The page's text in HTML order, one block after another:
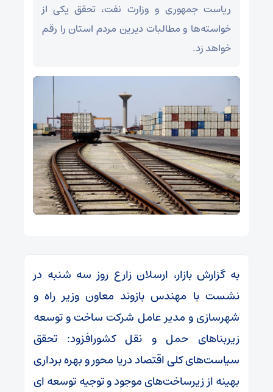
ریاست جمهوری و وزارت نفت، تحقق یکی از
خواسته‌ها و مطالبات دیرین مردم استان را رقم
خواهد زد.
به گزارش بازار، ارسلان زارع روز سه شنبه در
نشست با مهندس بازوند معاون وزیر راه و
شهرسازی و مدیر عامل شرکت ساخت و توسعه
زیربناهای حمل و نقل کشورافزود: تحقق
سیاست‌های کلی اقتصاد دریا محور و بهره برداری
بهینه از زیرساخت‌های موجود و توجیه توسعه ای